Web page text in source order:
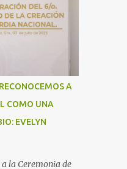
recibirlos con el
señala la
3 de julio de
informar, orientar
estancia y
a los
México durante
la gobernadora
comisionado del
(INM),
A
COMO UNA
EVELYN
la Ceremonia de